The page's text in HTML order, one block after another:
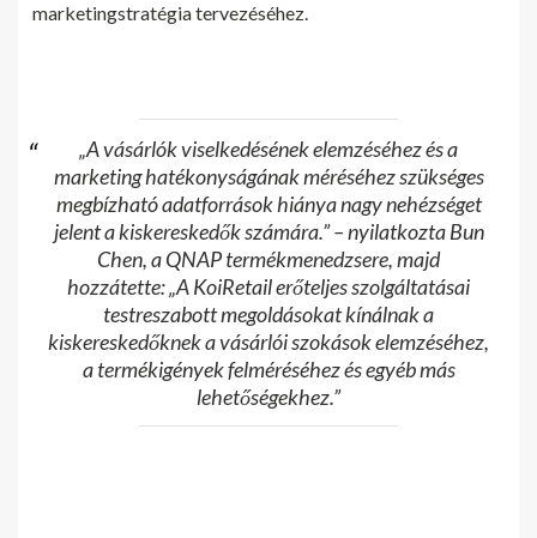
marketingstratégia tervezéséhez.
„A vásárlók viselkedésének elemzéséhez és a
marketing hatékonyságának méréséhez szükséges
megbízható adatforrások hiánya nagy nehézséget
jelent a kiskereskedők számára.” – nyilatkozta Bun
Chen, a QNAP termékmenedzsere, majd
hozzátette: „A KoiRetail erőteljes szolgáltatásai
testreszabott megoldásokat kínálnak a
kiskereskedőknek a vásárlói szokások elemzéséhez,
a termékigények felméréséhez és egyéb más
lehetőségekhez.”